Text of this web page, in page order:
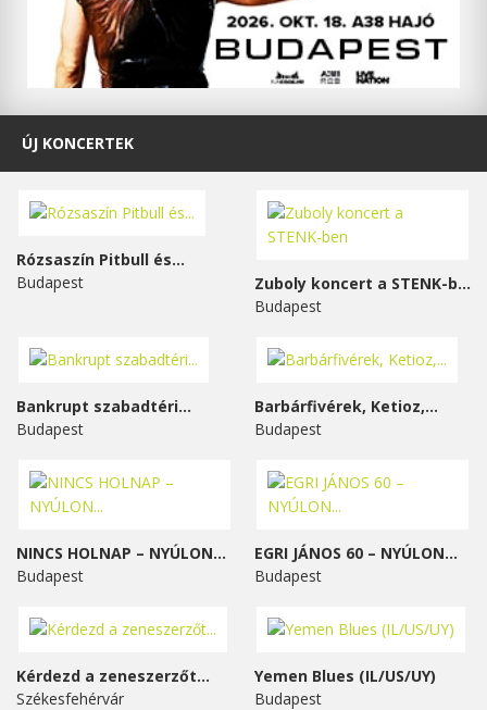
ÚJ KONCERTEK
Rózsaszín Pitbull és...
Budapest
Zuboly koncert a STENK-ben
Budapest
Bankrupt szabadtéri...
Budapest
Barbárfivérek, Ketioz,...
Budapest
NINCS HOLNAP – NYÚLON...
Budapest
EGRI JÁNOS 60 – NYÚLON...
Budapest
Kérdezd a zeneszerzőt...
Székesfehérvár
Yemen Blues (IL/US/UY)
Budapest